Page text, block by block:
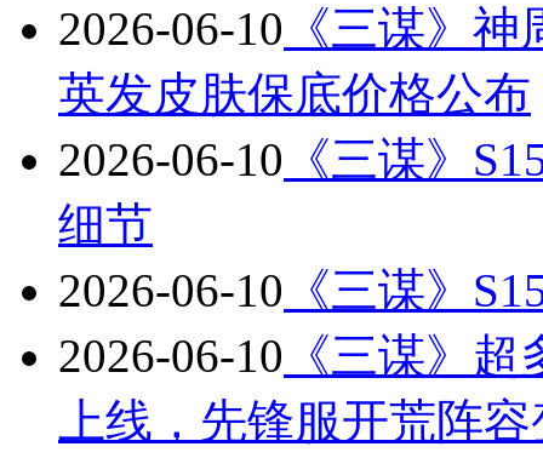
2026-06-10 《三谋》
英发皮肤保底价格公布
2026-06-10 《三谋》
细节
2026-06-10 《三谋》
2026-06-10 《三谋》
上线，先锋服开荒阵